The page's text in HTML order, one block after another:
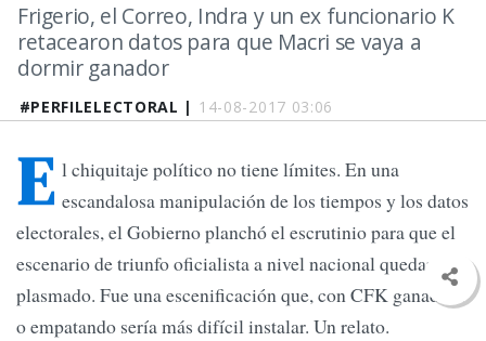
#PERFILELECTORAL | 14-08-2017 03:06
Frigerio, el Correo, Indra y un ex funcionario K
retacearon datos para que Macri se vaya a
dormir ganador
E l chiquitaje político no tiene límites. En una
escandalosa manipulación de los tiempos y los datos
electorales, el Gobierno planchó el escrutinio para que el
escenario de triunfo oficialista a nivel nacional quedara
plasmado. Fue una escenificación que, con CFK ganadora
o empatando sería más difícil instalar. Un relato.